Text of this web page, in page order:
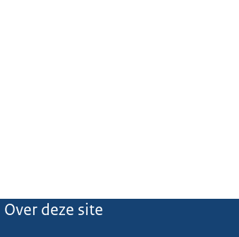
Over deze site